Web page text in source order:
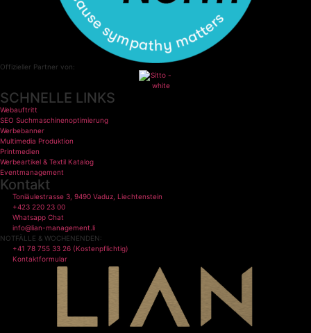
Offizieller Partner von:
SCHNELLE LINKS
Webauftritt
SEO Suchmaschinenoptimierung
Werbebanner
Multimedia Produktion
Printmedien
Werbeartikel & Textil Katalog
Eventmanagement
Kontakt
Toniäulestrasse 3, 9490 Vaduz, Liechtenstein
+423 220 23 00
Whatsapp Chat
info@lian-management.li
NOTFÄLLE & WOCHENENDEN:
+41 78 755 33 26 (Kostenpflichtig)
Kontaktformular